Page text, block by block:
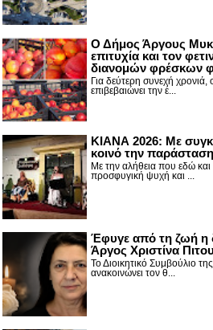
Ο Δήμος Άργους
επιτυχία και τον
διανομών φρέσκων
Για δεύτερη συνεχή
επιβεβαιώνει την έ...
ΚΙΑΝΑ 2026: Με
κοινό την
Με την αλήθεια που εδώ
προσφυγική ψυχή και ...
Έφυγε από τη ζωή η
Άργος Χριστίνα
Το Διοικητικό Συμβούλιο
ανακοινώνει τον θ...